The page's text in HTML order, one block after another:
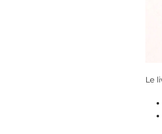
Le